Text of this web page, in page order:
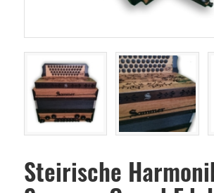
Steirische